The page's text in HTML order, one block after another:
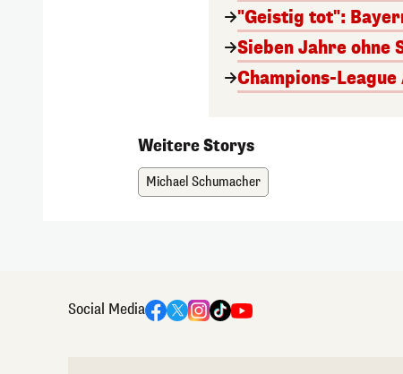
"Geistig tot":
Sieben Jahre ohne
Champions-
Weitere Storys
Michael Schumacher
Social Media